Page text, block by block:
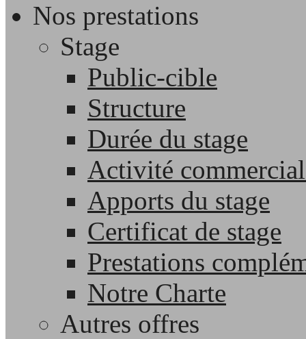
Nos prestations
Stage
Public-cible
Structure
Durée du stage
Activité
Apports du stage
Certificat de stage
Prestations
Notre Charte
Autres offres